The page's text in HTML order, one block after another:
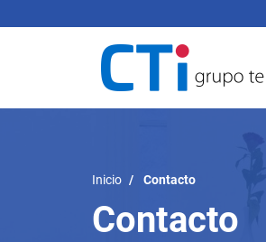
Contacto
Inicio Contacto